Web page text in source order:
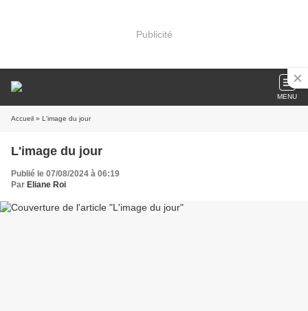
Publicité
MENU
Accueil » L'image du jour
L'image du jour
Publié le 07/08/2024 à 06:19
Par Eliane Roi